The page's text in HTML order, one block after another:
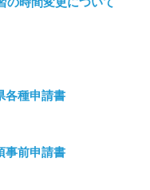
各種申請書
事前申請書